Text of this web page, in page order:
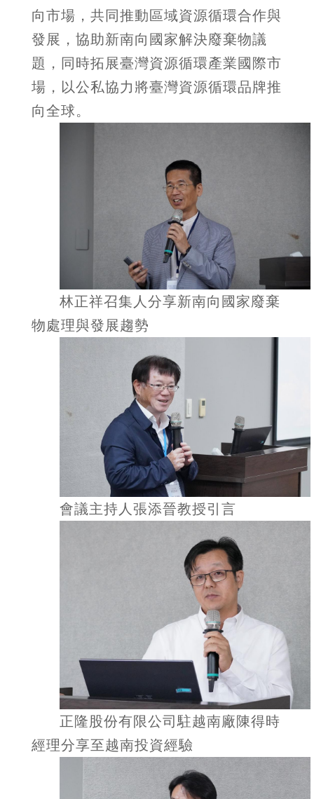
向市場，共同推動區域資源循環合作與
發展，協助新南向國家解決廢棄物議
題，同時拓展臺灣資源循環產業國際市
場，以公私協力將臺灣資源循環品牌推
向全球。
林正祥召集人分享新南向國家廢棄
物處理與發展趨勢
會議主持人張添晉教授引言
正隆股份有限公司駐越南廠陳得時
經理分享至越南投資經驗